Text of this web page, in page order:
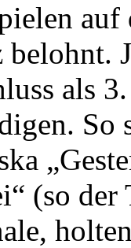
als
(so der